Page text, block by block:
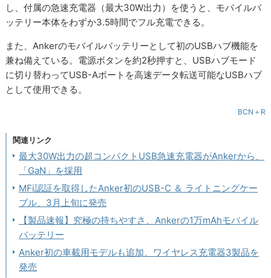
し、付属の急速充電器（最大30W出力）を使うと、モバイルバ
ッテリー本体をわずか3.5時間でフル充電できる。
また、Ankerのモバイルバッテリーとして初のUSBハブ機能を
兼ね備えている。電源ボタンを約2秒押すと、USBハブモード
に切り替わってUSB-Aポートを高速データ転送可能なUSBハブ
として使用できる。
BCN＋R
関連リンク
最大30W出力の超コンパクトUSB急速充電器がAnkerから、
「GaN」を採用
MFi認証を取得したAnker初のUSB-C ＆ ライトニングケー
ブル、3月上旬に発売
【製品速報】究極の持ちやすさ、Ankerの1万mAhモバイル
バッテリー
Anker初の車載用モデルも追加、ワイヤレス充電器3製品を
発売